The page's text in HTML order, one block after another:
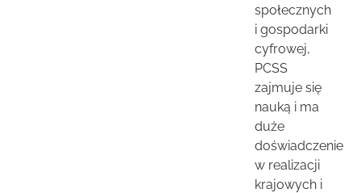
społecznych
i gospodarki
cyfrowej,
PCSS
zajmuje się
nauką i ma
duże
doświadczenie
w realizacji
krajowych i